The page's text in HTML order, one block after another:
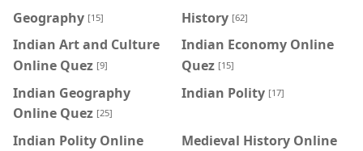
Geography [15] History [62]
Indian Art and Culture
Online Quez [9]
Indian Economy Online
Quez [15]
Indian Geography
Online Quez [25]
Indian Polity [17]
Indian Polity Online
Medieval History Online